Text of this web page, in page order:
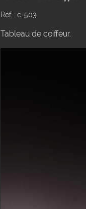
Réf. : c-503
Tableau de coiffeur.